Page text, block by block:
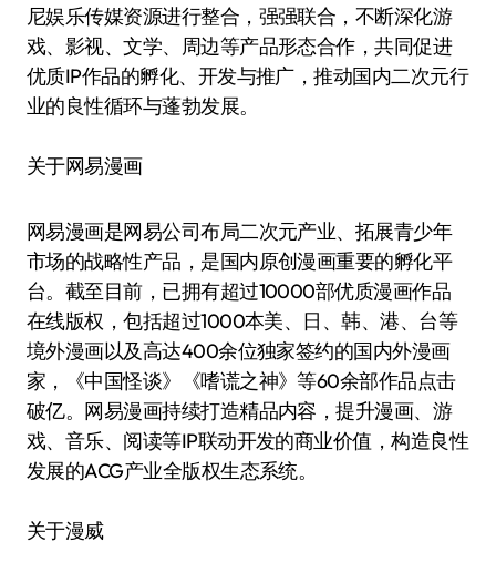
尼娱乐传媒资源进行整合，强强联合，不断深化游
戏、影视、文学、周边等产品形态合作，共同促进
优质IP作品的孵化、开发与推广，推动国内二次元行
业的良性循环与蓬勃发展。
关于网易漫画
网易漫画是网易公司布局二次元产业、拓展青少年
市场的战略性产品，是国内原创漫画重要的孵化平
台。截至目前，已拥有超过10000部优质漫画作品
在线版权，包括超过1000本美、日、韩、港、台等
境外漫画以及高达400余位独家签约的国内外漫画
家，《中国怪谈》《嗜谎之神》等60余部作品点击
破亿。网易漫画持续打造精品内容，提升漫画、游
戏、音乐、阅读等IP联动开发的商业价值，构造良性
发展的ACG产业全版权生态系统。
关于漫威